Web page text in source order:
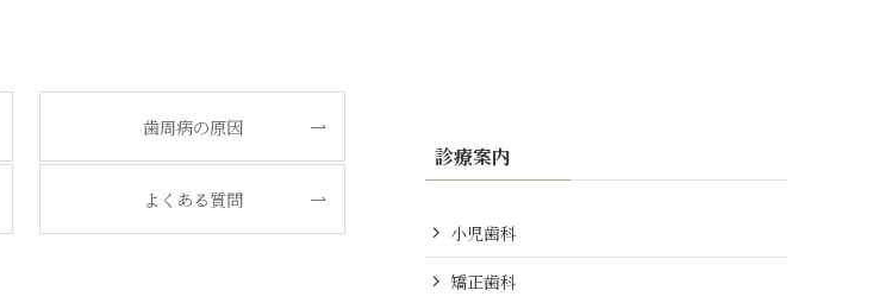
歯周病の原因
よくある質問
診療案内
小児歯科
矯正歯科